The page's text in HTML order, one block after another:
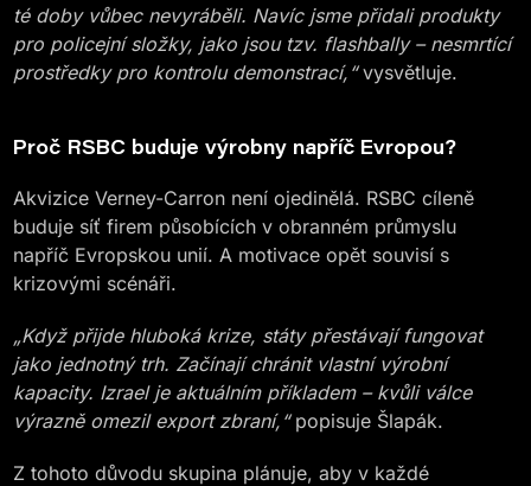
té doby vůbec nevyráběli. Navíc jsme přidali produkty
pro policejní složky, jako jsou tzv. flashbally – nesmrtící
prostředky pro kontrolu demonstrací,“vysvětluje.
Proč RSBC buduje výrobny napříč Evropou?
Akvizice Verney-Carron není ojedinělá. RSBC cíleně
buduje síť firem působících v obranném průmyslu
napříč Evropskou unií. A motivace opět souvisí s
krizovými scénáři.
„Když přijde hluboká krize, státy přestávají fungovat
jako jednotný trh. Začínají chránit vlastní výrobní
kapacity. Izrael je aktuálním příkladem – kvůli válce
výrazně omezil export zbraní,“popisuje Šlapák.
Z tohoto důvodu skupina plánuje, aby v každé